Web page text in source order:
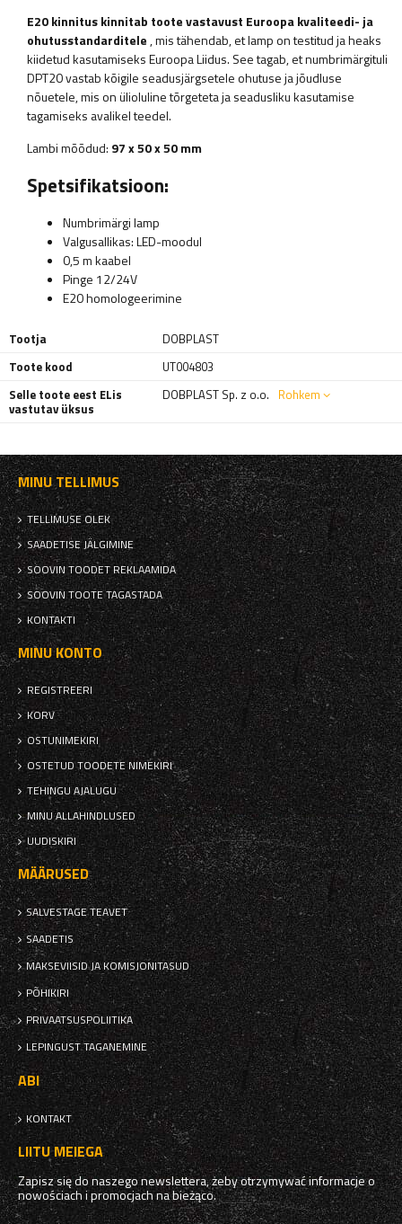
E20 kinnitus kinnitab toote vastavust Euroopa kvaliteedi- ja
ohutusstandarditele, mis tähendab, et lamp on testitud ja heaks
kiidetud kasutamiseks Euroopa Liidus. See tagab, et numbrimärgituli
DPT20 vastab kõigile seadusjärgsetele ohutuse ja jõudluse
nõuetele, mis on ülioluline tõrgeteta ja seadusliku kasutamise
tagamiseks avalikel teedel.
Lambi mõõdud: 97 x 50 x 50 mm
Spetsifikatsioon:
Numbrimärgi lamp
Valgusallikas: LED-moodul
0,5 m kaabel
Pinge 12/24V
E20 homologeerimine
Tootja
DOBPLAST
Toote kood
UT004803
Selle toote eest ELis
vastutav üksus
DOBPLAST Sp. z o.o. Rohkem
MINU TELLIMUS
TELLIMUSE OLEK
SAADETISE JÄLGIMINE
SOOVIN TOODET REKLAAMIDA
SOOVIN TOOTE TAGASTADA
KONTAKTI
MINU KONTO
REGISTREERI
KORV
OSTUNIMEKIRI
OSTETUD TOODETE NIMEKIRI
TEHINGU AJALUGU
MINU ALLAHINDLUSED
UUDISKIRI
MÄÄRUSED
SALVESTAGE TEAVET
SAADETIS
MAKSEVIISID JA KOMISJONITASUD
PÕHIKIRI
PRIVAATSUSPOLIITIKA
LEPINGUST TAGANEMINE
ABI
KONTAKT
LIITU MEIEGA
Zapisz się do naszego newslettera, żeby otrzymywać informacje o
nowościach i promocjach na bieżąco.